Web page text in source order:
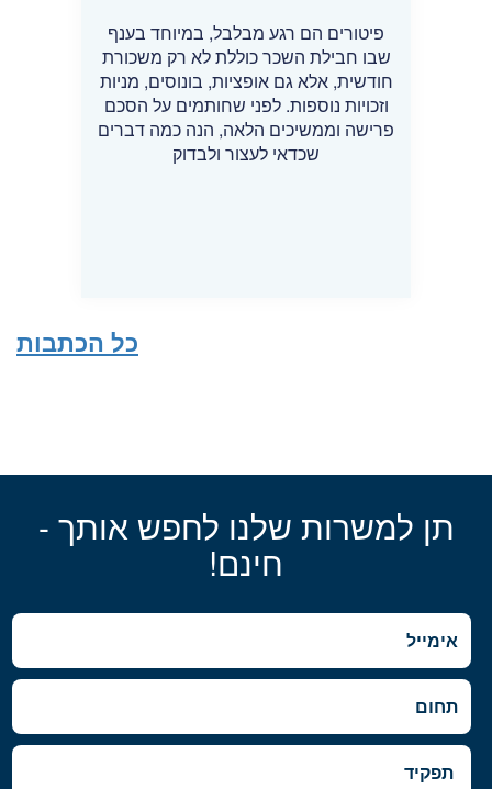
פיטורים הם רגע מבלבל, במיוחד בענף
שבו חבילת השכר כוללת לא רק משכורת
חודשית, אלא גם אופציות, בונוסים, מניות
וזכויות נוספות. לפני שחותמים על הסכם
פרישה וממשיכים הלאה, הנה כמה דברים
שכדאי לעצור ולבדוק
כל הכתבות
תן למשרות שלנו לחפש אותך -
חינם!